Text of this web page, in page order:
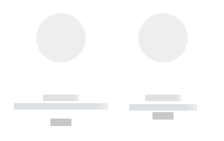
------------
----------- ----------- --------
------------
----------- -----------